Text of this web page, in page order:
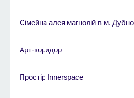
Cімейна алея магнолій в м. Дубно
Арт-коридор
Простір Innerspace